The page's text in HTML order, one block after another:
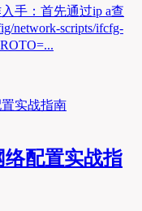
手：首先通过ip a查
network-scripts/ifcfg-
配置实战指